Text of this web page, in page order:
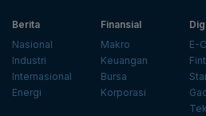
Berita
Nasional
Industri
Internasional
Energi
Finansial
Makro
Keuangan
Bursa
Korporasi
E-